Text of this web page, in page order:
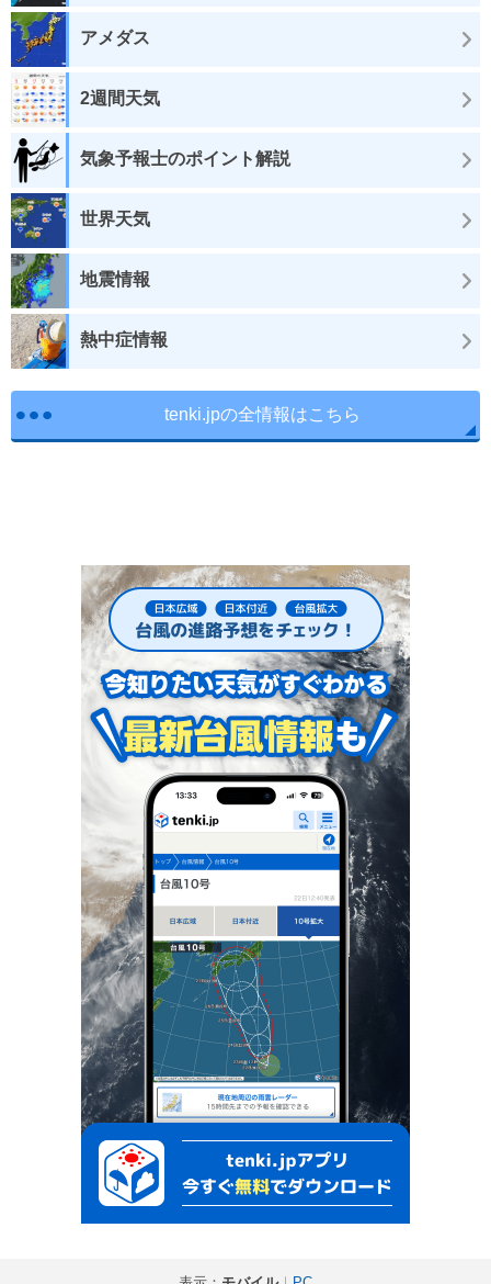
アメダス
2週間天気
気象予報士のポイント解説
世界天気
地震情報
熱中症情報
tenki.jpの全情報はこちら